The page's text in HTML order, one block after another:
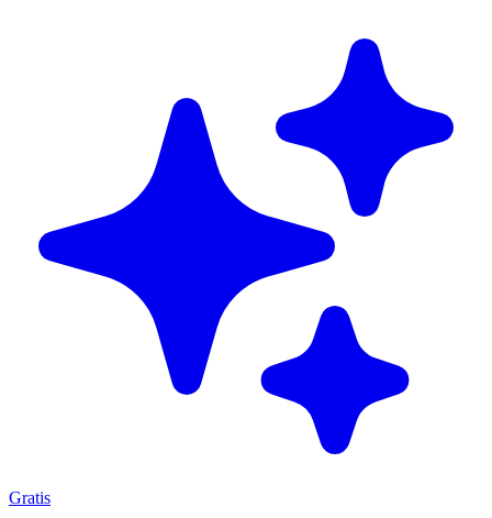
Gratis